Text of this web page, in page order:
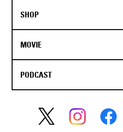
SHOP
MOVIE
PODCAST